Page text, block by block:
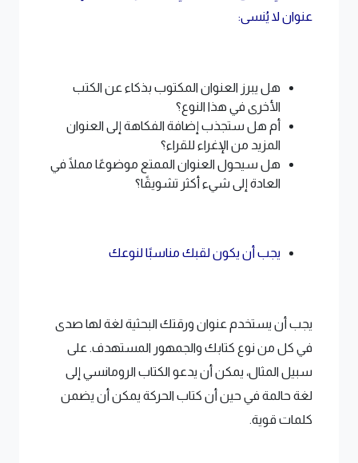
عنوان لا يُنسى:
هل يبرز العنوان المكتوب بذكاء عن الكتب
الأخرى في هذا النوع؟
أم هل ستجذب إضافة الفكاهة إلى العنوان
المزيد من الإغراء للقراء؟
هل سيحول العنوان الممتع موضوعًا مملًا في
العادة إلى شيء أكثر تشويقًا؟
يجب أن يكون لقبك مناسبًا لنوعك
يجب أن يستخدم عنوان ورقتك البحثية لغة لها صدى
في كل من نوع كتابك والجمهور المستهدف. على
سبيل المثال، يمكن أن يدعو الكتاب الرومانسي إلى
لغة حالمة في حين أن كتاب الحركة يمكن أن يضمن
كلمات قوية.